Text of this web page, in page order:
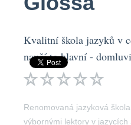
Kvalitní škola jazyků v
naučí to hlavní -
Renomovaná jazyková
výbornými lektory v jazycích